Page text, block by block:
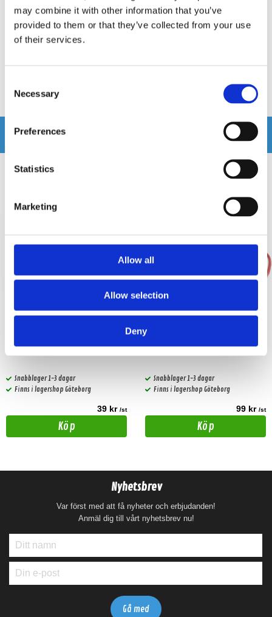
may combine it with other information that you’ve
provided to them or that they’ve collected from your use
of their services.
Selection
Necessary
Preferences
Statistics
Marketing
Allow all
Allow selection
Deny
Infodapter
Snabblager 1-3 dagar
Andra köpte även
Snabblager 1-3 dagar
Finns i lagershop Göteborg
39 kr /st
Köp
Snabblager 1-3 dagar
Finns i lagershop Göteborg
99 kr /st
Köp
Nyhetsbrev
Var först med att få nyheter och erbjudanden!
Anmäl dig till vårt nyhetsbrev nu!